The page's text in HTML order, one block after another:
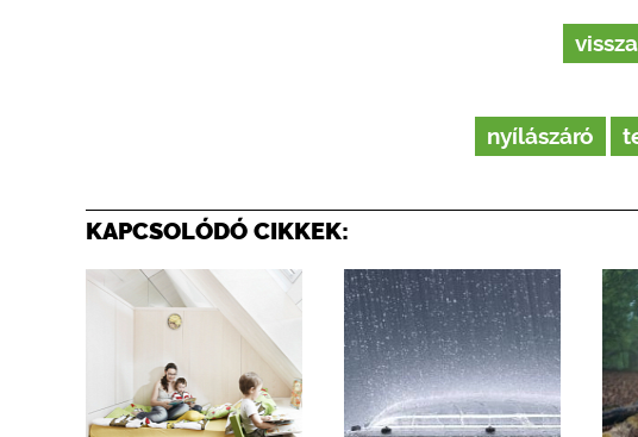
vissza
nyílászáró
KAPCSOLÓDÓ CIKKEK: